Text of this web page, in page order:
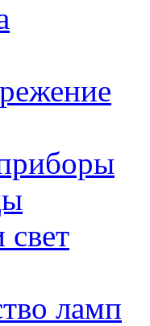
свет
ламп